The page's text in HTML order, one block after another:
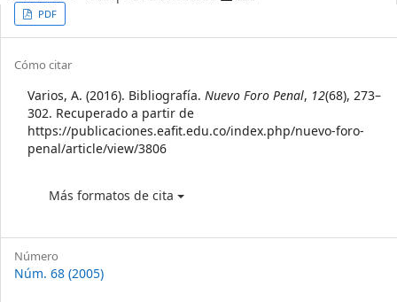
Article
Sidebar
PDF
Article
Details
Cómo citar
Varios, A. (2016). Bibliografía. Nuevo Foro Penal, 12(68), 273–
302. Recuperado a partir de
https://publicaciones.eafit.edu.co/index.php/nuevo-foro-
penal/article/view/3806
Más formatos de cita
Número
Núm. 68 (2005)